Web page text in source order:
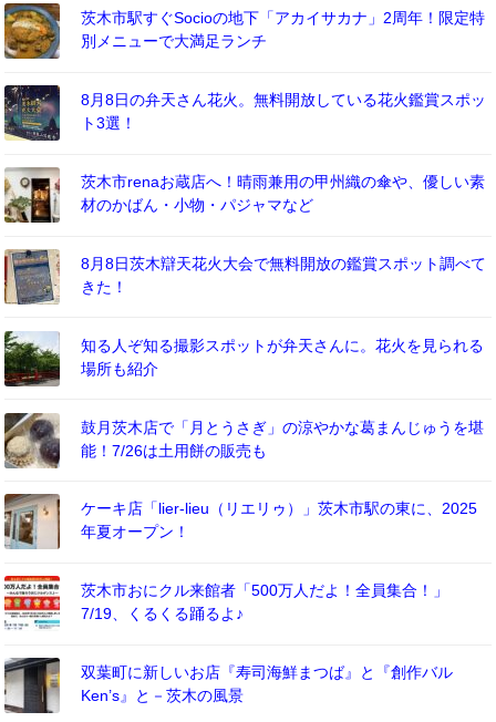
茨木市駅すぐSocioの地下「アカイサカナ」2周年！限定特
別メニューで大満足ランチ
8月8日の弁天さん花火。無料開放している花火鑑賞スポッ
ト3選！
茨木市renaお蔵店へ！晴雨兼用の甲州織の傘や、優しい素
材のかばん・小物・パジャマなど
8月8日茨木辯天花火大会で無料開放の鑑賞スポット調べて
きた！
知る人ぞ知る撮影スポットが弁天さんに。花火を見られる
場所も紹介
鼓月茨木店で「月とうさぎ」の涼やかな葛まんじゅうを堪
能！7/26は土用餅の販売も
ケーキ店「lier-lieu（リエリゥ）」茨木市駅の東に、2025
年夏オープン！
茨木市おにクル来館者「500万人だよ！全員集合！」
7/19、くるくる踊るよ♪
双葉町に新しいお店『寿司海鮮まつば』と『創作バル
Ken’s』と－茨木の風景